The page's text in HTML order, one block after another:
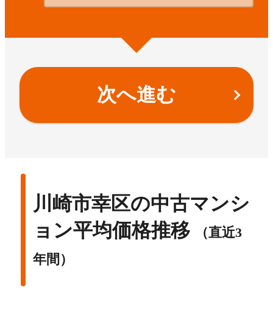
次へ進む
川崎市幸区の中古マンシ
ョン平均価格推移
（直近3
年間）